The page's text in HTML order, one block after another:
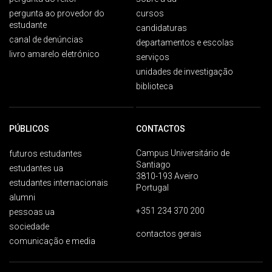
pergunta ao provedor do
estudante
canal de denúncias
livro amarelo eletrónico
cursos
candidaturas
departamentos e escolas
serviços
unidades de investigação
biblioteca
PÚBLICOS
futuros estudantes
estudantes ua
estudantes internacionais
alumni
pessoas ua
sociedade
comunicação e media
CONTACTOS
Campus Universitário de
Santiago
3810-193 Aveiro
Portugal
+351 234 370 200
contactos gerais